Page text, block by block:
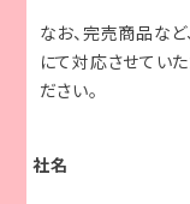
なお、完売商品な
にて対応させてい
ださい。
社名